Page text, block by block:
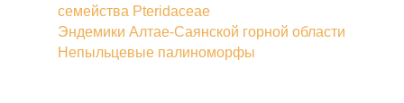
семейства Pteridaceae
Эндемики Алтае-Саянской горной области
Непыльцевые палиноморфы